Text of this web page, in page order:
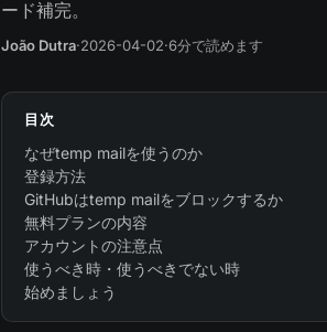
ード補完。
João Dutra·2026-04-02·6分で読めます
目次
なぜtemp mailを使うのか
登録方法
GitHubはtemp mailをブロックするか
無料プランの内容
アカウントの注意点
使うべき時・使うべきでない時
始めましょう